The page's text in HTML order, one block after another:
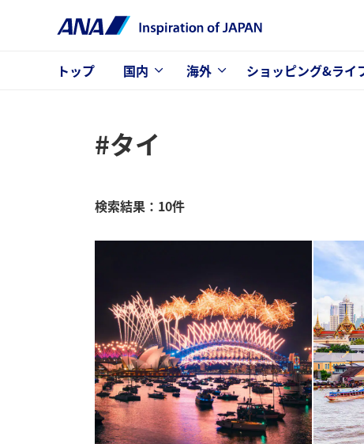
トップ 国内 海外 ショッピング&ライ
#タイ
検索結果：10件